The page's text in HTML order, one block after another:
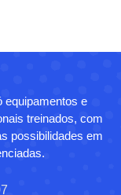
equipamentos e
treinados, com
possibilidades em